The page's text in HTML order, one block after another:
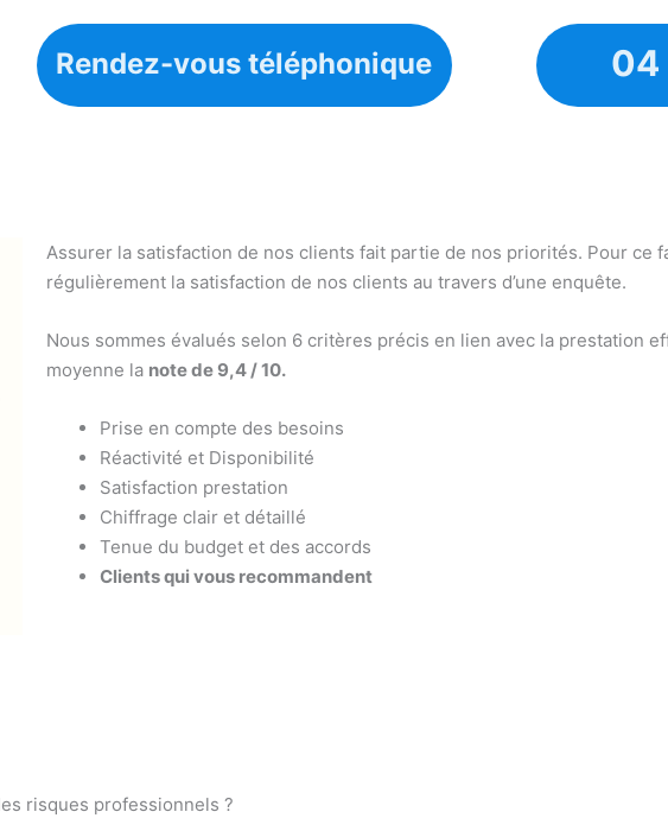
Rendez-vous téléphonique 04
Assurer la satisfaction de nos clients fait partie de nos priorités. Pour ce
régulièrement la satisfaction de nos clients au travers d’une enquête.
Nous sommes évalués selon 6 critères précis en lien avec la prestation
moyenne la note de 9,4 / 10.
Prise en compte des besoins
Réactivité et Disponibilité
Satisfaction prestation
Chiffrage clair et détaillé
Tenue du budget et des accords
Clients qui vous recommandent
risques professionnels ?